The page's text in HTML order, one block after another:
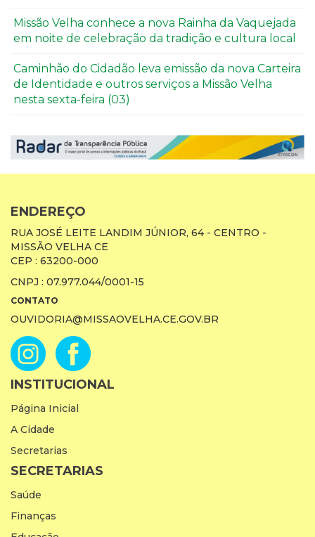
Missão Velha conhece a nova Rainha da Vaquejada
em noite de celebração da tradição e cultura local
Caminhão do Cidadão leva emissão da nova Carteira
de Identidade e outros serviços a Missão Velha
nesta sexta-feira (03)
ENDEREÇO
RUA JOSÉ LEITE LANDIM JÚNIOR, 64 - CENTRO -
MISSÃO VELHA CE
CEP : 63200-000
CNPJ : 07.977.044/0001-15
CONTATO
OUVIDORIA@MISSAOVELHA.CE.GOV.BR
INSTITUCIONAL
Página Inicial
A Cidade
Secretarias
SECRETARIAS
Saúde
Finanças